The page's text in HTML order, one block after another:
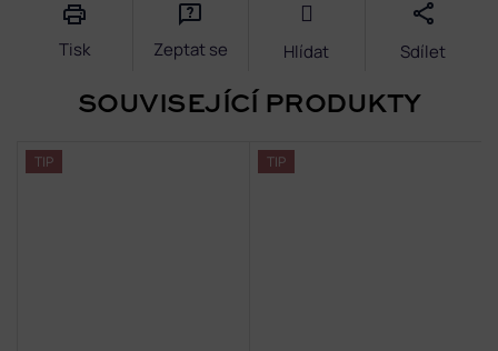
Tisk Zeptat se Hlídat Sdílet
SOUVISEJÍCÍ PRODUKTY
TIP TIP